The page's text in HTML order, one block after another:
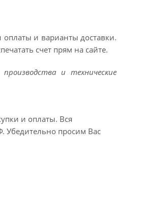
и варианты доставки.
счет прям на сайте.
и технические
и оплаты. Вся
Убедительно просим Вас